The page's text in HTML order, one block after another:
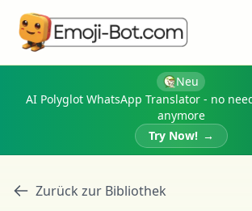
Neu
AI Polyglot WhatsApp Translator - no
anymore
Try Now! →
Zurück zur Bibliothek